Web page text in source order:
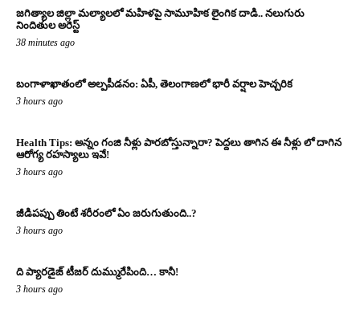
జగిత్యాల జిల్లా మల్యాలలో మహిళపై సామూహిక లైంగిక దాడి.. నలుగురు
నిందితుల అరెస్ట్
38 minutes ago
బంగాళాఖాతంలో అల్పపీడనం: ఏపీ, తెలంగాణలో భారీ వర్షాల హెచ్చరిక
3 hours ago
Health Tips: అన్నం గంజి నీళ్లు పారబోస్తున్నారా? పెద్దలు తాగిన ఈ నీళ్లు లో దాగిన
ఆరోగ్య రహస్యాలు ఇవే!
3 hours ago
జీడిపప్పు తింటే శరీరంలో ఏం జరుగుతుంది..?
3 hours ago
ది ప్యారడైజ్ టీజర్ దుమ్మురేపింది… కానీ!
3 hours ago